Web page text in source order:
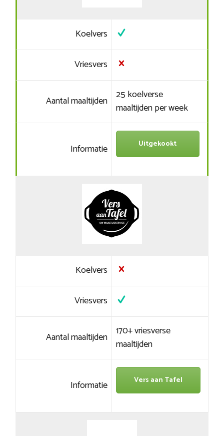
Koelvers
Vriesvers
Aantal maaltijden 25 koelverse
maaltijden per week
Informatie Uitgekookt
Koelvers
Vriesvers
Aantal maaltijden 170+ vriesverse
maaltijden
Informatie Vers aan Tafel